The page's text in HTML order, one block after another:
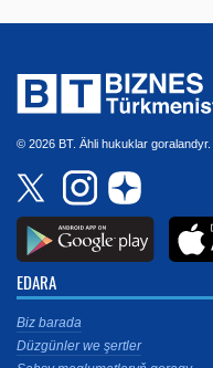
© 2026 BT. Ähli hukuklar goralandyr.
EDARA
Biz barada
Düzgünler we şertler